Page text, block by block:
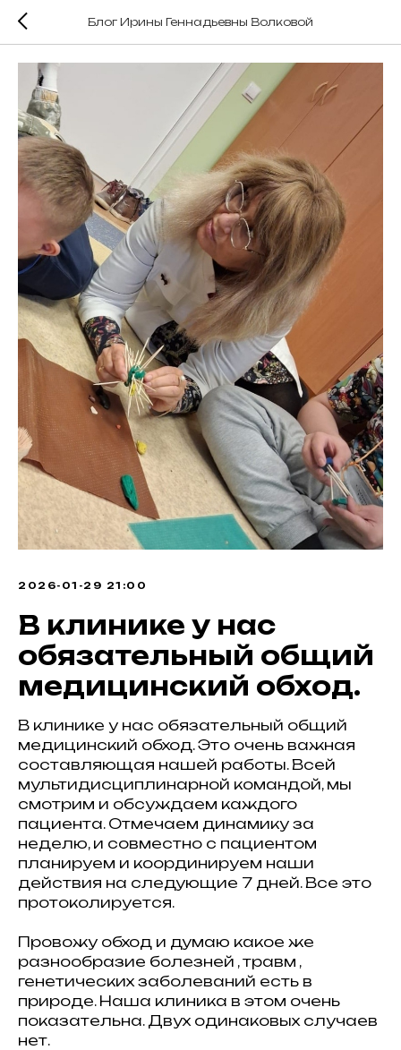
Блог Ирины Геннадьевны Волковой
2026-01-29 21:00
В клинике у нас
обязательный общий
медицинский обход.
В клинике у нас обязательный общий
медицинский обход. Это очень важная
составляющая нашей работы. Всей
мультидисциплинарной командой, мы
смотрим и обсуждаем каждого
пациента. Отмечаем динамику за
неделю, и совместно с пациентом
планируем и координируем наши
действия на следующие 7 дней. Все это
протоколируется.
Провожу обход и думаю какое же
разнообразие болезней , травм ,
генетических заболеваний есть в
природе. Наша клиника в этом очень
показательна. Двух одинаковых случаев
нет.